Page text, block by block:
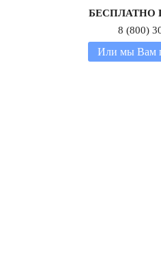
БЕСПЛАТНО
8 (800)
Или мы Вам